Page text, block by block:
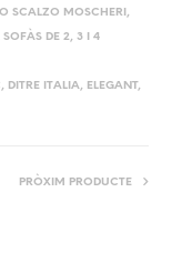
SCALZO MOSCHERI ,
SOFÀS DE 2, 3 I 4
, DITRE ITALIA, ELEGANT,
PRÒXIM PRODUCTE